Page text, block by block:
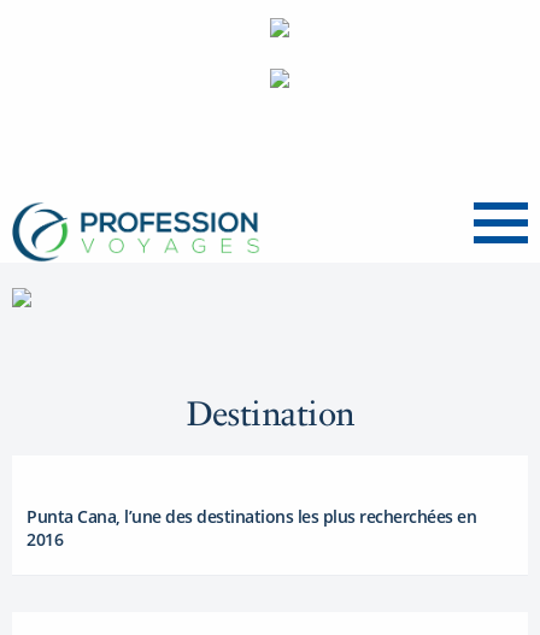
Menu
Destination
Punta Cana, l’une des destinations les plus recherchées en
2016